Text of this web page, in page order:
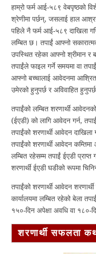
हाम्रो फर्म आई-५८९ वेबपृष्ठको
श्रेणीमा पर्छन्, जसलाई हाल
पहिले नै फर्म आई-५८९ दाखिला
लम्बित छ। तपाईं आफ्नो
उपस्थित रहेका आफ्नो श्रीमान र
तपाईंले फाइल गर्ने समयमा वा
आफ्नो बच्चालाई आवेदनमा
उमेरको हुनुपर्छ र अविवाहित
तपाईंको लम्बित शरणार्थी
(ईएडी) को लागि आवेदन गर्न,
तपाईंको शरणार्थी आवेदन
तपाईंको शरणार्थी आवेदन कम्तिमा
लम्बित रहेसम्म तपाईं ईएडी
शरणार्थी ईएडी घडीको रूपमा
तपाईंको शरणार्थी आवेदन शरणार्थी
कार्यालयमा लम्बित रहेको बेला
१५०-दिन अपेक्षा अवधि वा १८०-
शरणार्थी सफलता